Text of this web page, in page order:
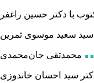
با دکتر حسین راغفر
سید سعید موسوی ثمرین
محمدتقی جان‌محمدی
سید احسان خاندوزی